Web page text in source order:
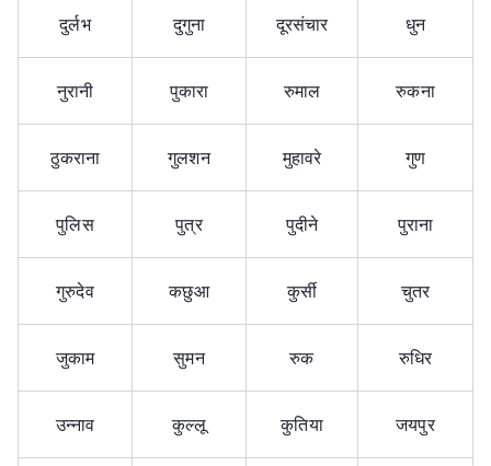
दुर्लभ दुगुना दूरसंचार धुन
नुरानी पुकारा रुमाल रुकना
ठुकराना गुलशन मुहावरे गुण
पुलिस पुत्र पुदीने पुराना
गुरुदेव कछुआ कुर्सी चुतर
जुकाम सुमन रुक रुधिर
उन्नाव कुल्लू कुतिया जयपुर